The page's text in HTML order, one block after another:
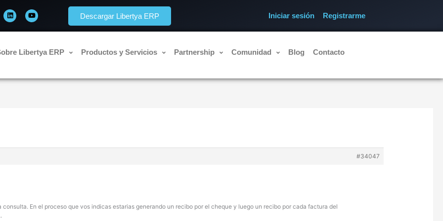
i
n
k
e
n
o
u
t
u
Descargar Libertya ERP Iniciar sesión Registrarme
Libertya ERP Productos y Servicios Partnership Comunidad Blog Contacto
#34047
consulta. En el proceso que vos indicas estarias generando un recibo por el cheque y luego un recibo por cada factura del